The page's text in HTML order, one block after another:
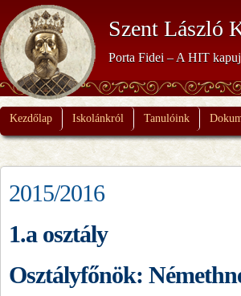
Szent László
Porta Fidei – A HIT
Kezdőlap Iskolánkról Tanulóink
2015/2016
1.a osztály
Osztályfőnök: